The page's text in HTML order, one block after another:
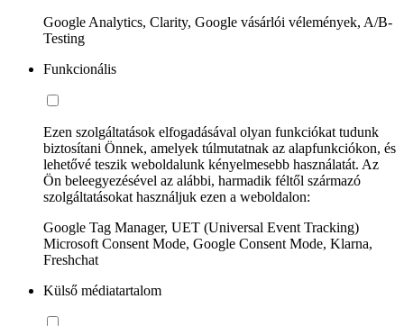
Google Analytics, Clarity, Google vásárlói vélemények, A/B-
Testing
Funkcionális
Ezen szolgáltatások elfogadásával olyan funkciókat tudunk
biztosítani Önnek, amelyek túlmutatnak az alapfunkciókon, és
lehetővé teszik weboldalunk kényelmesebb használatát. Az
Ön beleegyezésével az alábbi, harmadik féltől származó
szolgáltatásokat használjuk ezen a weboldalon:
Google Tag Manager, UET (Universal Event Tracking)
Microsoft Consent Mode, Google Consent Mode, Klarna,
Freshchat
Külső médiatartalom